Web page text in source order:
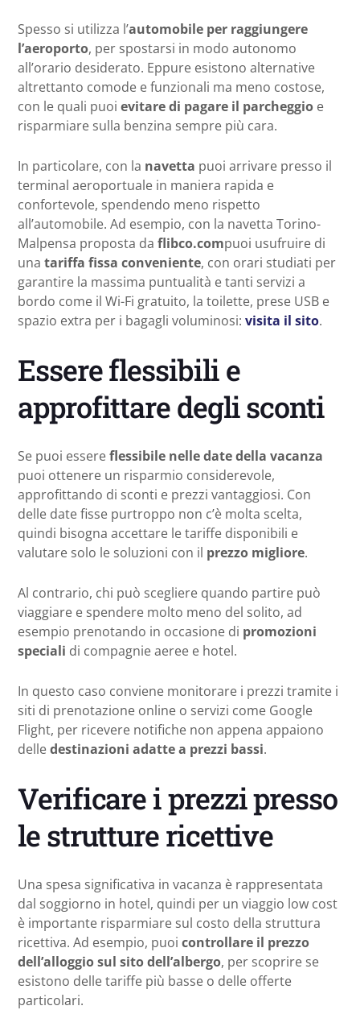
Spesso si utilizza l’automobile per raggiungere
l’aeroporto, per spostarsi in modo autonomo
all’orario desiderato. Eppure esistono alternative
altrettanto comode e funzionali ma meno costose,
con le quali puoi evitare di pagare il parcheggio e
risparmiare sulla benzina sempre più cara.
In particolare, con la navetta puoi arrivare presso il
terminal aeroportuale in maniera rapida e
confortevole, spendendo meno rispetto
all’automobile. Ad esempio, con la navetta Torino-
Malpensa proposta da flibco.compuoi usufruire di
una tariffa fissa conveniente, con orari studiati per
garantire la massima puntualità e tanti servizi a
bordo come il Wi-Fi gratuito, la toilette, prese USB e
spazio extra per i bagagli voluminosi: visita il sito.
Essere flessibili e
approfittare degli sconti
Se puoi essereflessibile nelle date della vacanza
puoi ottenere un risparmio considerevole,
approfittando di sconti e prezzi vantaggiosi. Con
delle date fisse purtroppo non c’è molta scelta,
quindi bisogna accettare le tariffe disponibili e
valutare solo le soluzioni con il prezzo migliore.
Al contrario, chi può scegliere quando partire può
viaggiare e spendere molto meno del solito, ad
esempio prenotando in occasione di promozioni
speciali di compagnie aeree e hotel.
In questo caso conviene monitorare i prezzi tramite i
siti di prenotazione online o servizi come Google
Flight, per ricevere notifiche non appena appaiono
delledestinazioni adatte a prezzi bassi.
Verificare i prezzi presso
le strutture ricettive
Una spesa significativa in vacanza è rappresentata
dal soggiorno in hotel, quindi per un viaggio low cost
è importante risparmiare sul costo della struttura
ricettiva. Ad esempio, puoi controllare il prezzo
dell’alloggio sul sito dell’albergo, per scoprire se
esistono delle tariffe più basse o delle offerte
particolari.